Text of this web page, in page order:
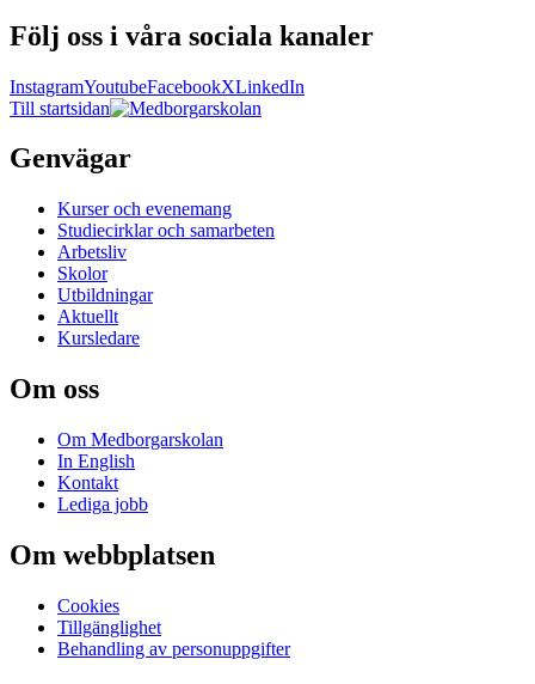
Följ oss i våra sociala kanaler
InstagramYoutubeFacebookXLinkedIn
Till startsidan
Genvägar
Kurser och evenemang
Studiecirklar och samarbeten
Arbetsliv
Skolor
Utbildningar
Aktuellt
Kursledare
Om oss
Om Medborgarskolan
In English
Kontakt
Lediga jobb
Om webbplatsen
Cookies
Tillgänglighet
Behandling av personuppgifter